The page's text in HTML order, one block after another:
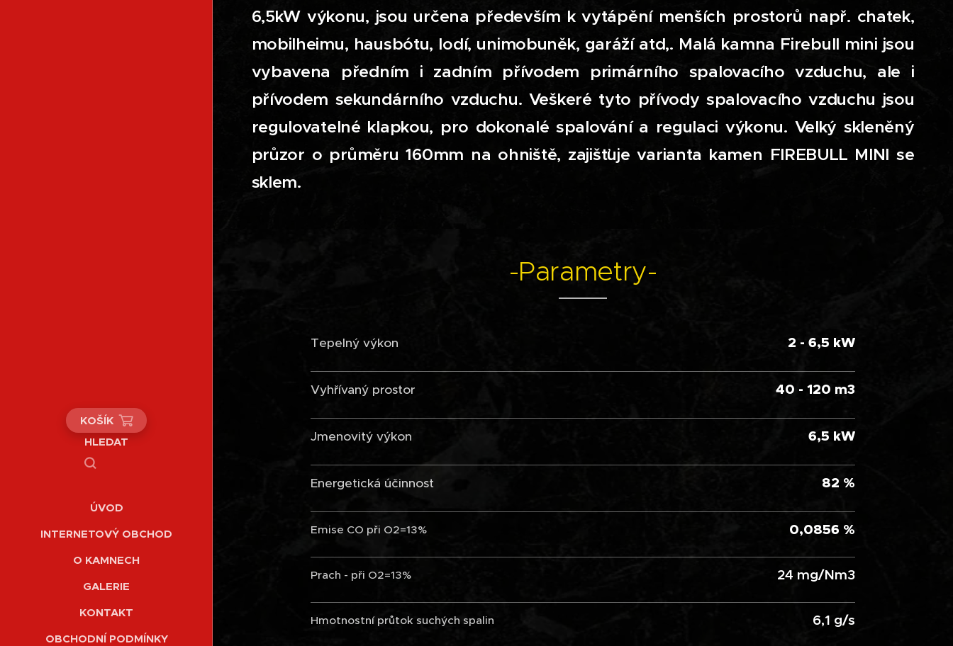
KOŠÍK
HLEDAT
ÚVOD
INTERNETOVÝ OBCHOD
O KAMNECH
GALERIE
KONTAKT
OBCHODNÍ PODMÍNKY
6,5kW výkonu, jsou určena především k vytápění menších prostorů např. chatek,
mobilheimu, hausbótu, lodí, unimobuněk, garáží atd,. Malá kamna Firebull mini jsou
vybavena předním i zadním přívodem primárního spalovacího vzduchu, ale i
přívodem sekundárního vzduchu. Veškeré tyto přívody spalovacího vzduchu jsou
regulovatelné klapkou, pro dokonalé spalování a regulaci výkonu. Velký skleněný
průzor o průměru 160mm na ohniště, zajišťuje varianta kamen FIREBULL MINI se
sklem.
-Parametry-
Tepelný výkon 2 - 6,5 kW
Vyhřívaný prostor 40 - 120 m3
Jmenovitý výkon 6,5 kW
Energetická účinnost 82 %
Emise CO při O2=13% 0,0856 %
Prach - při O2=13% 24 mg/Nm3
Hmotnostní průtok suchých spalin 6,1 g/s